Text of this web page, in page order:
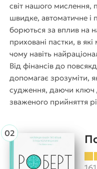
світ нашого
швидке, автоматичне і
борються за вплив на
приховані пастки, в
чому навіть
Від фінансів до
допомагає зрозуміти,
судження, даючи ключ
зваженого прийняття